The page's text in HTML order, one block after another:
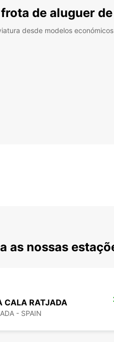
de aluguer
desde modelos
as nossas
CALA RATJADA
- SPAIN